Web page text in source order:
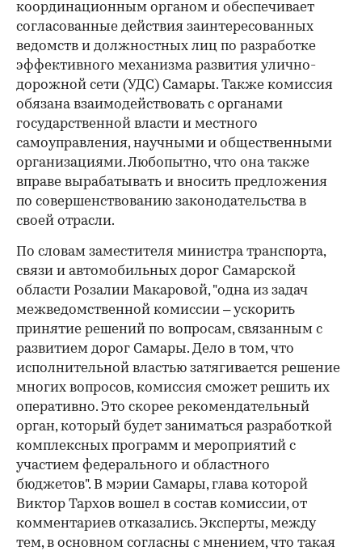
координационным органом и обеспечивает
согласованные действия заинтересованных
ведомств и должностных лиц по разработке
эффективного механизма развития улично-
дорожной сети (УДС) Самары. Также комиссия
обязана взаимодействовать с органами
государственной власти и местного
самоуправления, научными и общественными
организациями. Любопытно, что она также
вправе вырабатывать и вносить предложения
по совершенствованию законодательства в
своей отрасли.
По словам заместителя министра транспорта,
связи и автомобильных дорог Самарской
области Розалии Макаровой, "одна из задач
межведомственной комиссии – ускорить
принятие решений по вопросам, связанным с
развитием дорог Самары. Дело в том, что
исполнительной властью затягивается решение
многих вопросов, комиссия сможет решить их
оперативно. Это скорее рекомендательный
орган, который будет заниматься разработкой
комплексных программ и мероприятий с
участием федерального и областного
бюджетов". В мэрии Самары, глава которой
Виктор Тархов вошел в состав комиссии, от
комментариев отказались. Эксперты, между
тем, в основном согласны с мнением, что такая